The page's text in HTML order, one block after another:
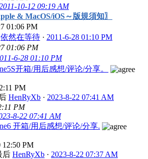
10-12 09:19 AM
& MacOS/iOS～版規須知〗
01:06 PM
依然在等待 · 2011-6-28 01:10 PM
01:06 PM
6-28 01:10 PM
开箱/用后感想/评论/分享。
PM
HenRyXb · 2023-8-22 07:41 AM
PM
8-22 07:41 AM
开箱/用后感想/评论/分享.
12:50 PM
后 HenRyXb · 2023-8-22 07:37 AM